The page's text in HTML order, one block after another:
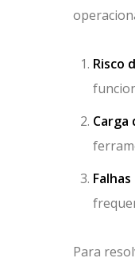
Risco
Carga
Para